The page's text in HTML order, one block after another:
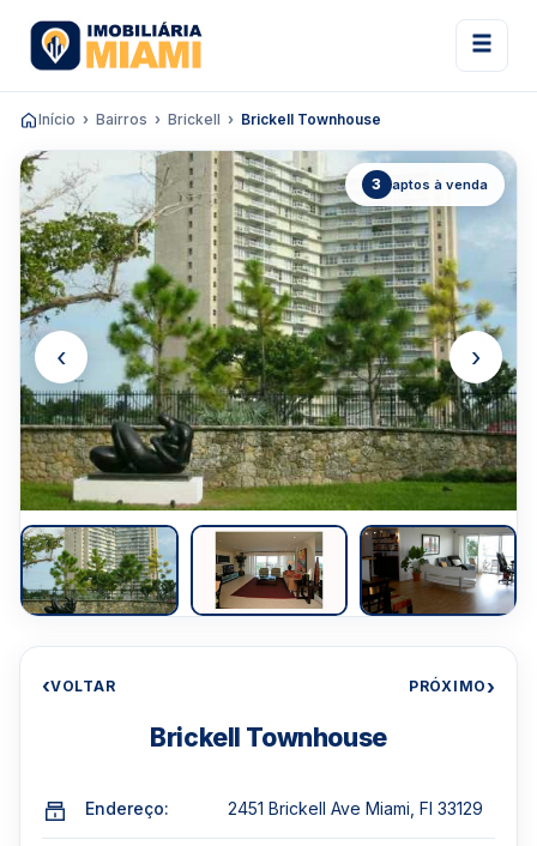
Início Bairros Brickell Brickell Townhouse
3 aptos à venda
‹ ›
‹VOLTAR PRÓXIMO›
Brickell Townhouse
Endereço: 2451 Brickell Ave Miami, Fl 33129